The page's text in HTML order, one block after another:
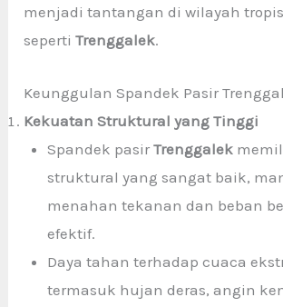
menjadi tantangan di wilayah tropis
sepertiTrenggalek.
Keunggulan Spandek Pasir
Kekuatan Struktural yang Tinggi
Spandek pasir Trenggalek
struktural yang sangat baik,
menahan tekanan dan beban
efektif.
Daya tahan terhadap cuaca
termasuk hujan deras, angin